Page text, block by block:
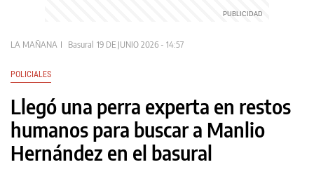
LA MAÑANA Basural 19 DE JUNIO 2026 - 14:57
POLICIALES
Llegó una perra experta en restos
humanos para buscar a Manlio
Hernández en el basural